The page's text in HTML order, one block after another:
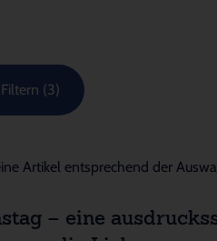
Filtern (3)
Artikel entsprechend der
– eine